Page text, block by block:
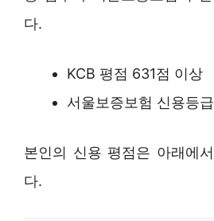
다.
KCB 평점 631점 이상
서울보증보험 신용등
본인의 신용 평점은 아래에
다.